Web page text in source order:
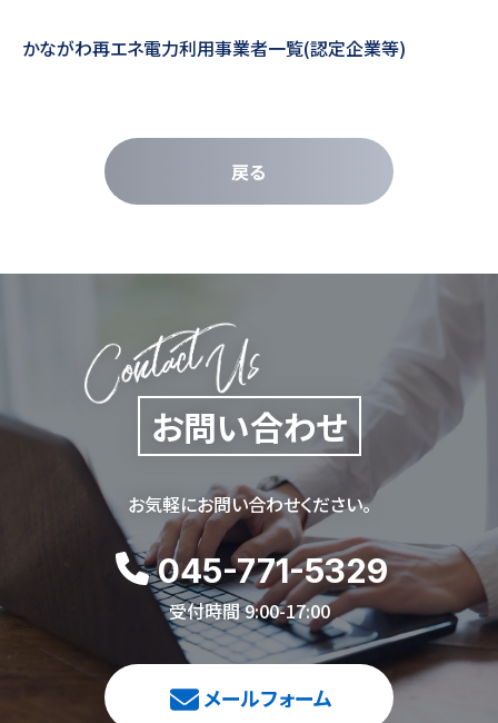
かながわ再エネ電力利用事業者一覧(認定企業等)
戻る
お問い合わせ
お気軽にお問い合わせください。
045-771-5329
受付時間 9:00-17:00
メールフォーム